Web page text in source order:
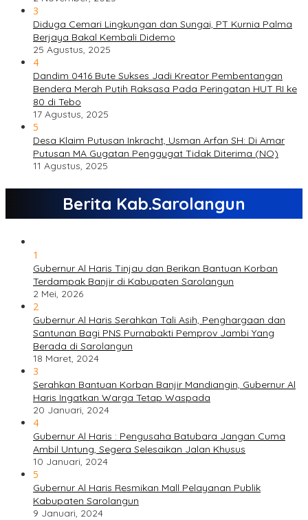
3
Diduga Cemari Lingkungan dan Sungai, PT Kurnia Palma
Berjaya Bakal Kembali Didemo
25 Agustus, 2025
4
Dandim 0416 Bute Sukses Jadi Kreator Pembentangan
Bendera Merah Putih Raksasa Pada Peringatan HUT RI ke
80 di Tebo
17 Agustus, 2025
5
Desa Klaim Putusan Inkracht, Usman Arfan SH: Di Amar
Putusan MA Gugatan Penggugat Tidak Diterima (NO)
11 Agustus, 2025
Berita Kab.Sarolangun
1
Gubernur Al Haris Tinjau dan Berikan Bantuan Korban
Terdampak Banjir di Kabupaten Sarolangun
2 Mei, 2026
2
Gubernur Al Haris Serahkan Tali Asih, Penghargaan dan
Santunan Bagi PNS Purnabakti Pemprov Jambi Yang
Berada di Sarolangun
18 Maret, 2024
3
Serahkan Bantuan Korban Banjir Mandiangin, Gubernur Al
Haris Ingatkan Warga Tetap Waspada
20 Januari, 2024
4
Gubernur Al Haris : Pengusaha Batubara Jangan Cuma
Ambil Untung, Segera Selesaikan Jalan Khusus
10 Januari, 2024
5
Gubernur Al Haris Resmikan Mall Pelayanan Publik
Kabupaten Sarolangun
9 Januari, 2024